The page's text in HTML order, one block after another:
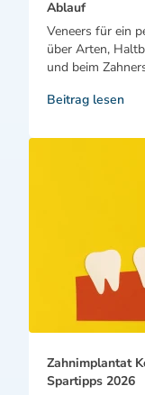
Ablauf
Veneers für ein
über Arten,
und beim
Beitrag lesen
Zahnimplantat
Spartipps 2026